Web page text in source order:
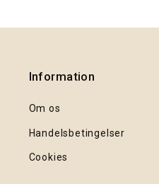
Information
Om os
Handelsbetingelser
Cookies